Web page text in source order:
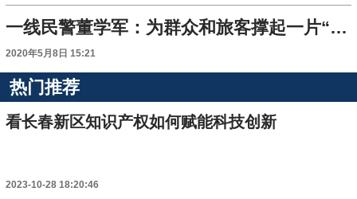
一线民警董学军：为群众和旅客撑起一片“碧水蓝天”
2020年5月8日 15:21
热门推荐
看长春新区知识产权如何赋能科技创新
2023-10-28 18:20:46